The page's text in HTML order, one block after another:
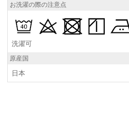
お洗濯の際の注意点
洗濯可
原産国
日本